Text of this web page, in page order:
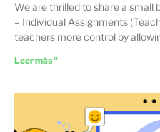
We are thrilled to share a small
– Individual Assignments
teachers more control by
Leer más "